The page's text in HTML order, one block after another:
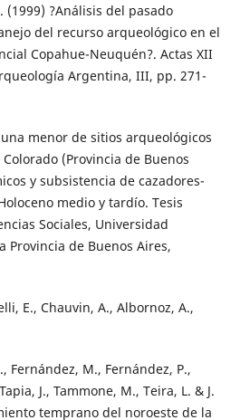
(1999) ?Análisis del pasado
del recurso arqueológico en el
Copahue-Neuquén?. Actas XII
Argentina, III, pp. 271-
menor de sitios arqueológicos
(Provincia de Buenos
y subsistencia de cazadores-
medio y tardío. Tesis
Sociales, Universidad
Provincia de Buenos Aires,
E., Chauvin, A., Albornoz, A.,
Fernández, M., Fernández, P.,
J., Tammone, M., Teira, L. & J.
temprano del noroeste de la